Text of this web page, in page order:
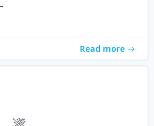
Read more
ットは場所を選ばないと言われつ